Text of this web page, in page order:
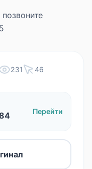
231 46
Перейти